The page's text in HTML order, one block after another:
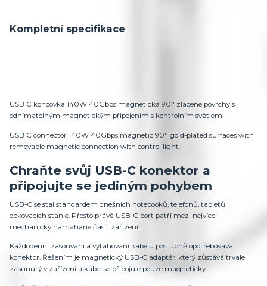
Kompletní specifikace
USB C koncovka 140W 40Gbps magnetická 90° zlacené povrchy s
odnímatelným magnetickým připojením s kontrolním světlem.
USB C connector 140W 40Gbps magnetic 90° gold-plated surfaces with
removable magnetic connection with control light.
Chraňte svůj USB-C konektor a
připojujte se jediným pohybem
USB-C se stal standardem dnešních notebooků, telefonů, tabletů i
dokovacích stanic. Přesto právě USB-C port patří mezi nejvíce
mechanicky namáhané části zařízení.
Každodenní zasouvání a vytahování kabelu postupně opotřebovává
konektor. Řešením je magnetický USB-C adaptér, který zůstává trvale
zasunutý v zařízení a kabel se připojuje pouze magneticky.